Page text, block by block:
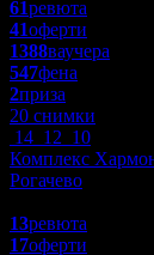
61ревюта
41оферти
1388ваучера
547фена
2приза
20 снимки
14 12 10
Комплекс
Рогачево
13ревюта
17оферти